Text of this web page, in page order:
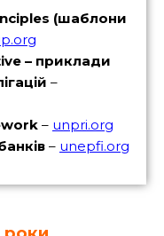
(шаблони
– приклади
–
– unpri.org
– unepfi.org